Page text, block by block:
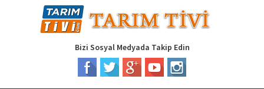
Bizi Sosyal Medyada Takip Edin